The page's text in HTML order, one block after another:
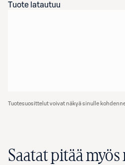
Tuote latautuu
Tuotesuosittelut voivat näkyä sinulle
Saatat pitää myös